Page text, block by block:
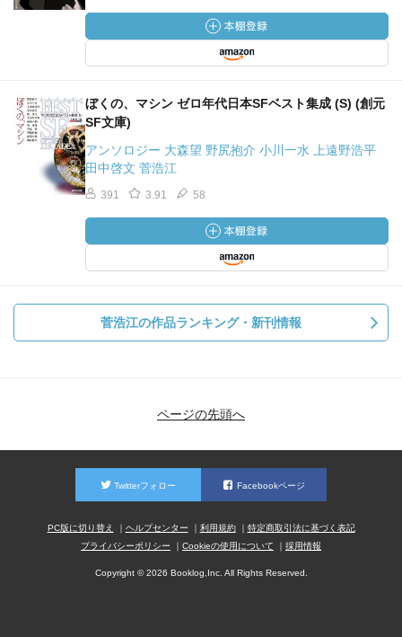
ぼくの、マシン ゼロ年代日本SFベスト集成 (S) (創元
SF文庫)
アンソロジー 大森望 野尻抱介 小川一水 上遠野浩平
田中啓文 菅浩江
391 3.91 58
菅浩江の作品ランキング・新刊情報
ページの先頭へ
Twitterフォロー Facebookページ
PC版に切り替え ヘルプセンター 利用規約
特定商取引法に基づく表記
プライバシーポリシー
Cookieの使用について 採用情報
Copyright © 2026 Booklog,Inc. All Rights Reserved.